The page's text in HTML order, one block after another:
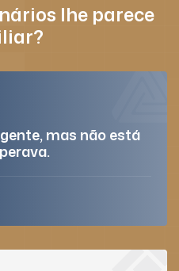
lhe parece
mas não está